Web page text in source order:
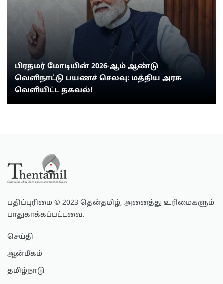
பிரதமர் மோடியின் 2026-ஆம் ஆண்டு
வெளிநாட்டு பயணச் செலவு: மத்திய அரசு
வெளியிட்ட தகவல்!
பதிப்புரிமை © 2023 தென்தமிழ், அனைத்து உரிமைகளும்
பாதுகாக்கப்பட்டவை.
செய்தி
ஆன்மீகம்
தமிழ்நாடு